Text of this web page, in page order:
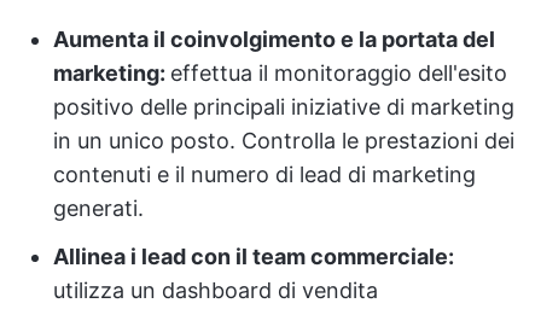
Aumenta il coinvolgimento e la portata del
marketing: effettua il monitoraggio dell'esito
positivo delle principali iniziative di marketing
in un unico posto. Controlla le prestazioni dei
contenuti e il numero di lead di marketing
generati.
Allinea i lead con il team commerciale:
utilizza un dashboard di vendita